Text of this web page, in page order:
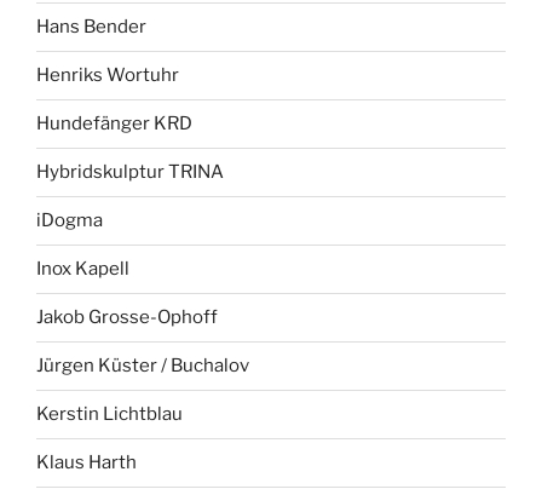
Hans Bender
Henriks Wortuhr
Hundefänger KRD
Hybridskulptur TRINA
iDogma
Inox Kapell
Jakob Grosse-Ophoff
Jürgen Küster / Buchalov
Kerstin Lichtblau
Klaus Harth